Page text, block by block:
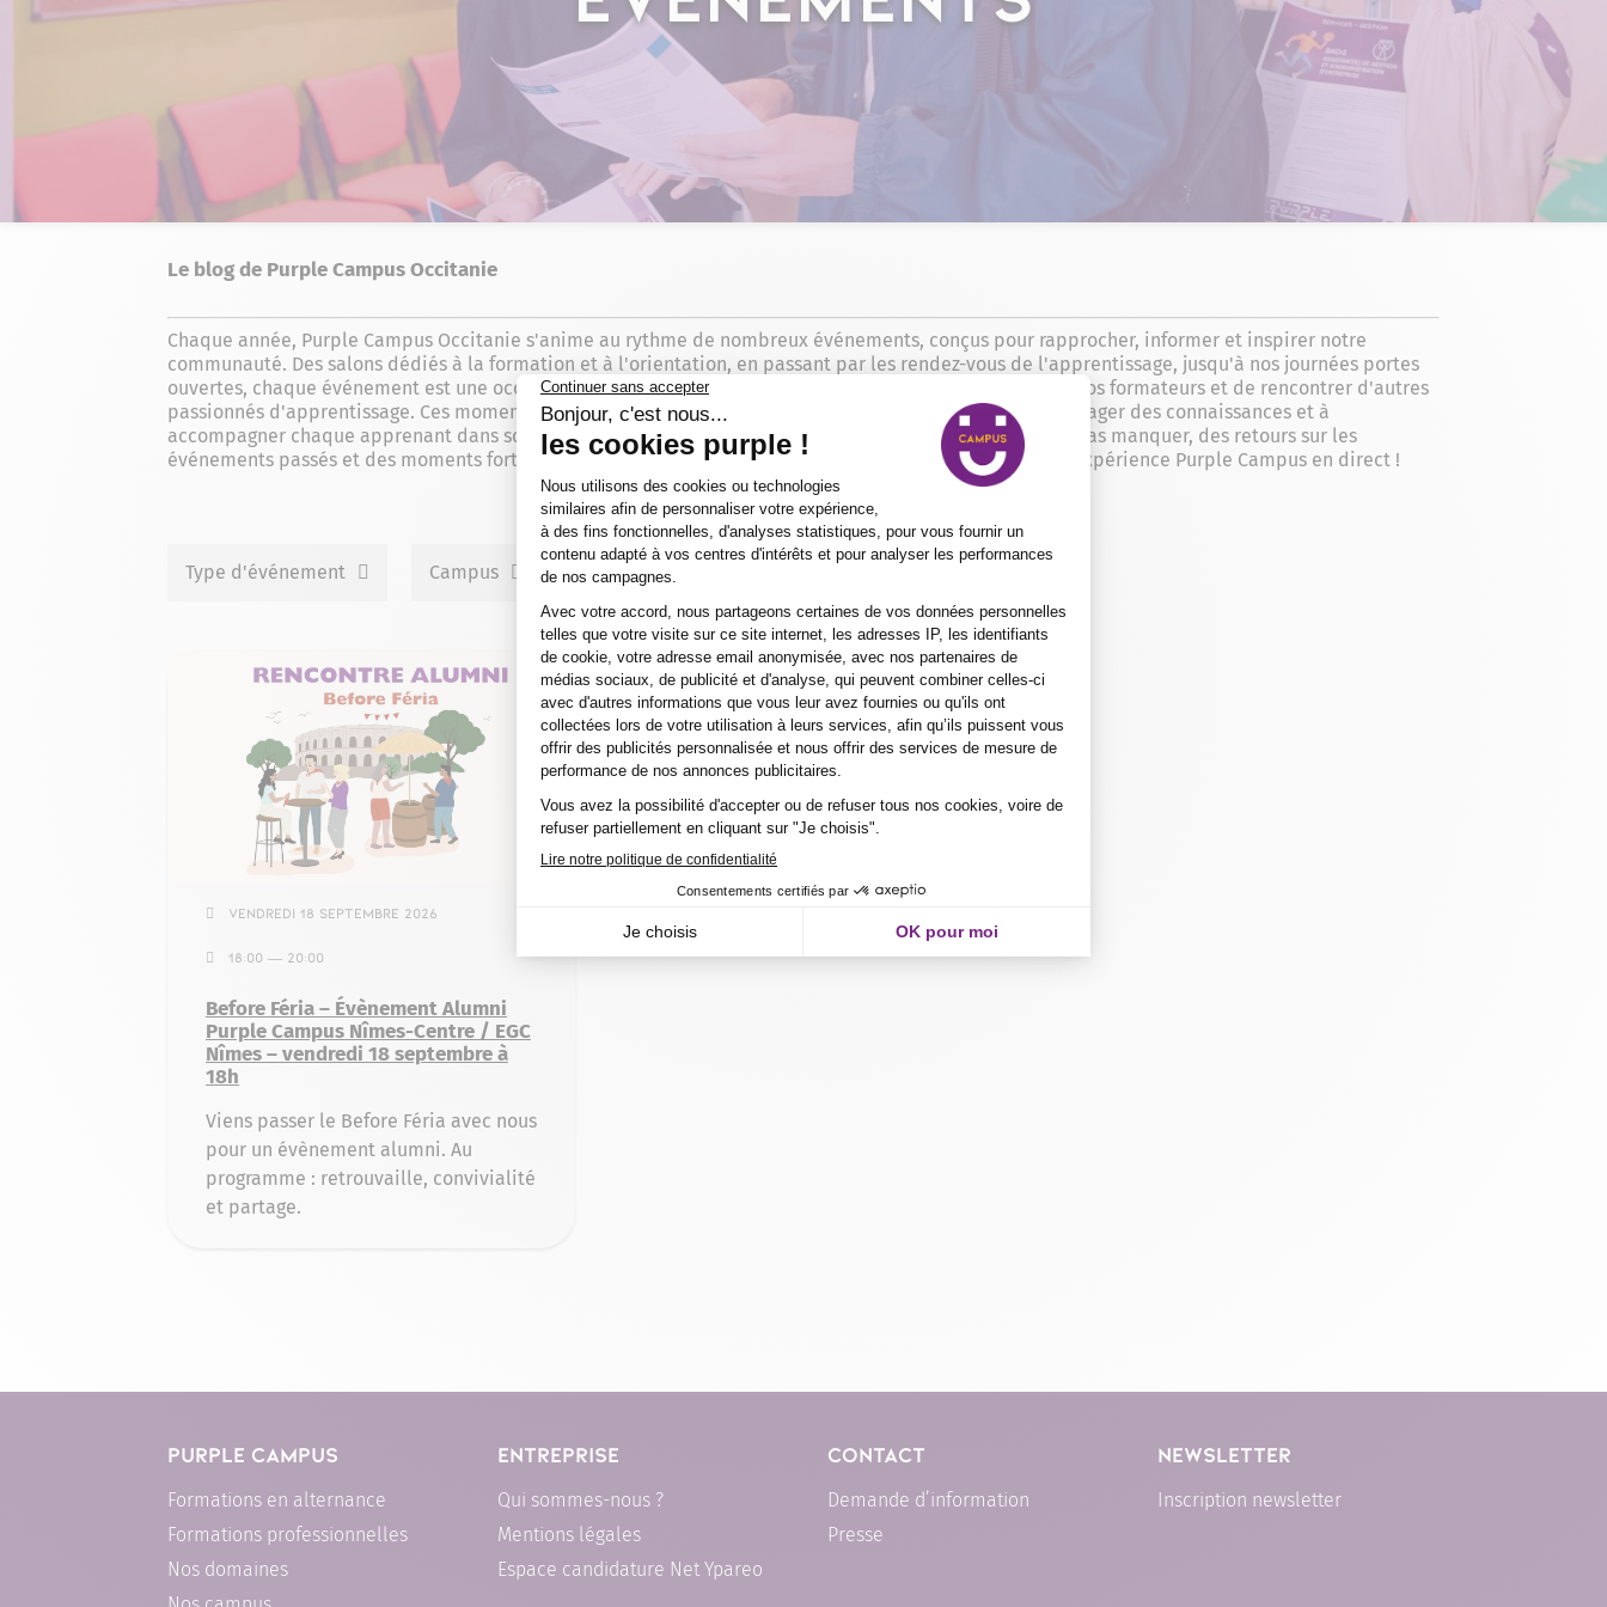
Le blog de Purple Campus Occitanie
Chaque année, Purple Campus Occitanie s'anime au rythme de nombreux événements, conçus pour rapprocher, informer et inspirer notre
communauté. Des salons dédiés à la formation et à l'orientation, en passant par les rendez-vous de l'apprentissage, jusqu'à nos journées portes
ouvertes, chaque événement est une occasion privilégiée de découvrir nos formations, d'échanger avec nos formateurs et de rencontrer d'autres
passionnés d'apprentissage. Ces moments forts témoignent de notre engagement à créer des liens, à partager des connaissances et à
accompagner chaque apprenant dans son parcours. Dans cette catégorie, restez informé des dates à ne pas manquer, des retours sur les
événements passés et des moments forts à venir. Marquez vos calendriers et rejoignez-nous pour vivre l'expérience Purple Campus en direct !
Type d'événement Campus
Vendredi 18 septembre 2026
18:00 — 20:00
Before Féria – Évènement Alumni
Purple Campus Nîmes-Centre / EGC
Nîmes – vendredi 18 septembre à
18h
Viens passer le Before Féria avec nous
pour un évènement alumni. Au
programme : retrouvaille, convivialité
et partage.
PURPLE CAMPUS
Formations en alternance
Formations professionnelles
Nos domaines
ENTREPRISE
Qui sommes-nous ?
Mentions légales
Espace candidature Net Ypareo
CONTACT
Demande d’information
Presse
NEWSLETTER
Inscription newsletter